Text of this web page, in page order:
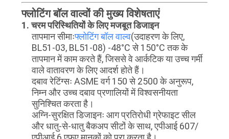
संपर्क
समाचार
उद्धरण
फ्लोटिंग बॉल वाल्वों की मुख्य विशेषताएं
1. चरम परिस्थितियों के लिए मजबूत डिजाइन
तापमान सीमाःफ्लोटिंग बॉल वाल्व(उदाहरण के लिए,
BL51-03, BL51-08) -48°C से 150°C तक के
तापमान में काम करते हैं, जिससे वे आर्कटिक या उच्च गर्मी
वाले वातावरण के लिए आदर्श होते हैं।
दबाव रेटिंग्सः ASME वर्ग 150 से 2500 के अनुरूप,
निम्न और उच्च दबाव प्रणालियों में विश्वसनीयता
सुनिश्चित करता है।
अग्नि-सुरक्षित डिजाइनः आग प्रतिरोधी ग्रेफाइट सील
और धातु-से-धातु बैकअप सीटों के साथ, एपीआई 607/